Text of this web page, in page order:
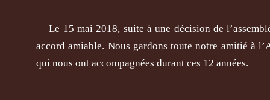
Le 15 mai 2018, suite à une décision de
accord amiable. Nous gardons toute notre amitié à
qui nous ont accompagnées durant ces 12 années.